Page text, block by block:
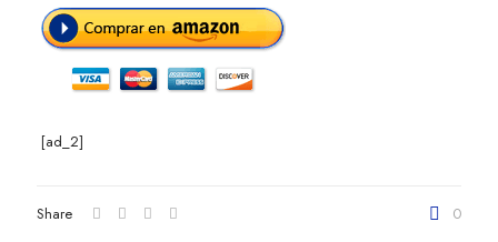
[ad_2]
Share 0